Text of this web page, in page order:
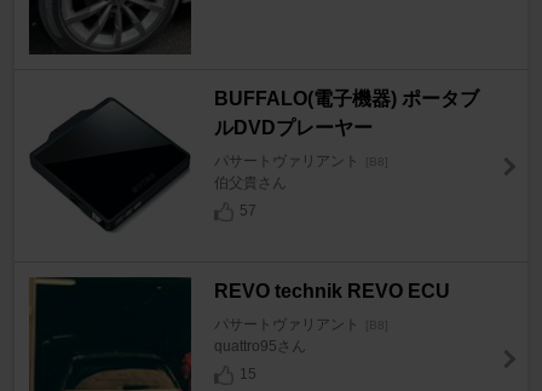
BUFFALO(電子機器) ポータブ
ルDVDプレーヤー
パサートヴァリアント
伯父貴さん
57
REVO technik REVO ECU
パサートヴァリアント
quattro95さん
15